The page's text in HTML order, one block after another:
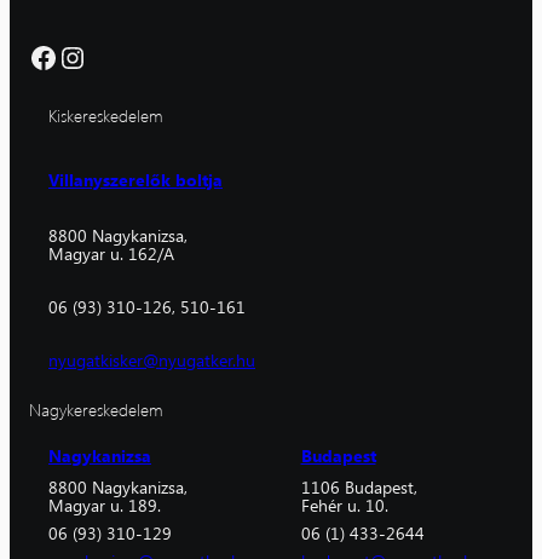
Facebook Instagram
Kiskereskedelem
Villanyszerelők boltja
8800 Nagykanizsa,
Magyar u. 162/A
06 (93) 310-126, 510-161
nyugatkisker@nyugatker.hu
Nagykereskedelem
Nagykanizsa
8800 Nagykanizsa,
Magyar u. 189.
06 (93) 310-129
Budapest
1106 Budapest,
Fehér u. 10.
06 (1) 433-2644